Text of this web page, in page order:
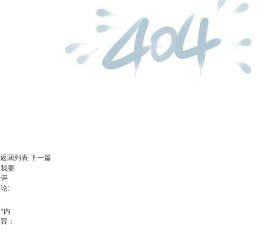
返回列表 下一篇
我要
评
论:
*内
容：